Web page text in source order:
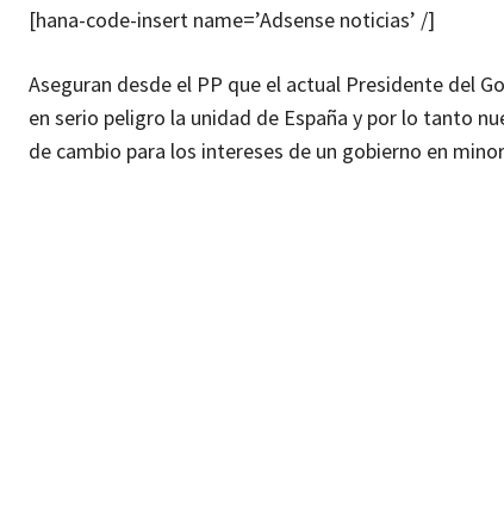
[hana-code-insert name=’Adsense noticias’ /]
Aseguran desde el PP que el actual Presidente del
en serio peligro la unidad de España y por lo tanto
de cambio para los intereses de un gobierno en